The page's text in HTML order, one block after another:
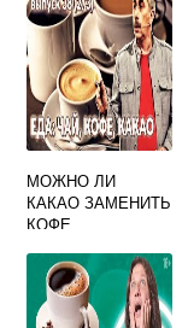
МОЖНО ЛИ
КАКАО ЗАМЕНИТЬ
КОФЕ